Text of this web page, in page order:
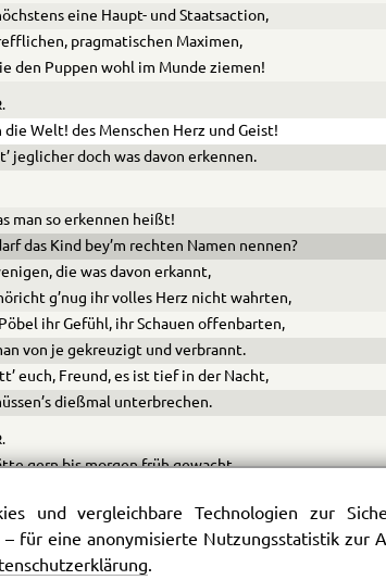
eine Haupt- und Staatsaction,
pragmatischen Maximen,
den Puppen wohl im Munde ziemen!
die Welt! des Menschen Herz und Geist!
jeglicher doch was davon erkennen.
man so erkennen heißt!
das Kind bey’m rechten Namen nennen?
die was davon erkannt,
g’nug ihr volles Herz nicht wahr­ten,
ihr Gefühl, ihr Schauen offen­barten,
von je gekreuzigt und verbrannt.
euch, Freund, es ist tief in der Nacht,
dießmal unterbrechen.
gern bis morgen früh gewacht,
und vergleichbare Technologien zur
für eine anonymisierte Nutzungsstatistik zur
.